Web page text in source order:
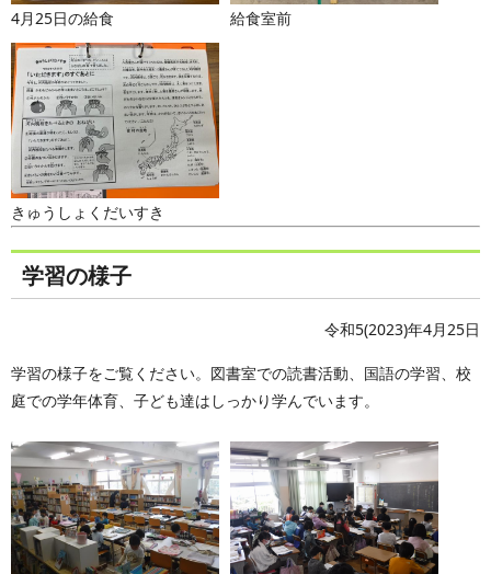
4月25日の給食 給食室前
きゅうしょくだいすき
学習の様子
令和5(2023)年4月25日
学習の様子をご覧ください。図書室での読書活動、国語の学習、校
庭での学年体育、子ども達はしっかり学んでいます。